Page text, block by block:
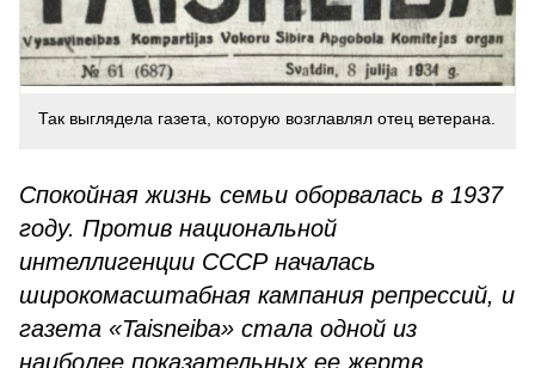
Так выглядела газета, которую возглавлял отец ветерана.
Спокойная жизнь семьи оборвалась в 1937
году. Против национальной
интеллигенции СССР началась
широкомасштабная кампания репрессий, и
газета «Taisneiba» стала одной из
наиболее показательных ее жертв.